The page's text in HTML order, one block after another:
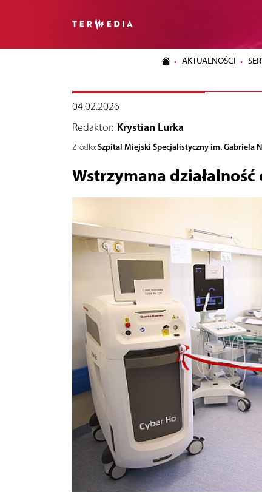
AKTUALNOŚCI
04.02.2026
Redaktor: Krystian Lurka
Źródło: Szpital Miejski Specjalistyczny im. Gabriela
Wstrzymana